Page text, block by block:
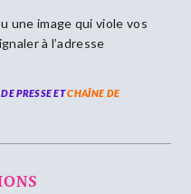
une image qui viole vos
à l’adresse
PRESSE ETCHAÎNE DE